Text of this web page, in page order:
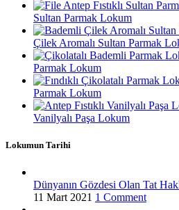
Sultan Parmak Lokum
Çilek Aromalı Sultan Parmak
Parmak Lokum
Parmak Lokum
Vanilyalı Paşa Lokum
Lokumun Tarihi
Dünyanın Gözdesi Olan Tat
11 Mart 2021 1 Comment